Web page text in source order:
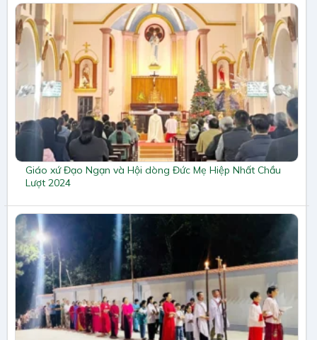
Giáo xứ Đạo Ngạn và Hội dòng Đức Mẹ Hiệp Nhất Chầu
Lượt 2024